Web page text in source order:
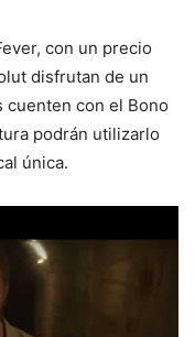
con un precio
disfrutan de un
cuenten con el Bono
podrán utilizarlo
única.